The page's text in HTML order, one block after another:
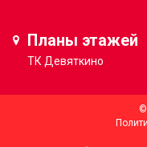
Планы этажей
ТК Девяткино
©